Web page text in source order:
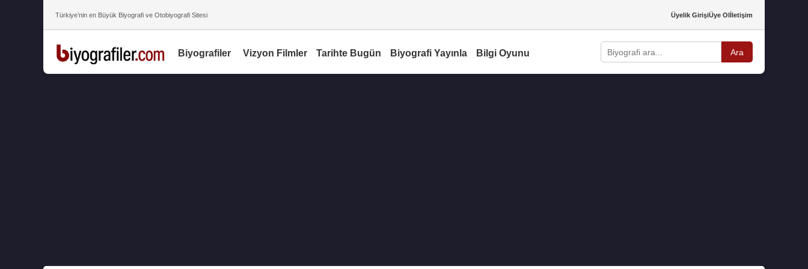
Türkiye’nin en Büyük Biyografi ve Otobiyografi Sitesi Üyelik GirişiÜye Olİletişim
Biyografiler Vizyon Filmler Tarihte Bugün Biyografi Yayınla Bilgi Oyunu Ara